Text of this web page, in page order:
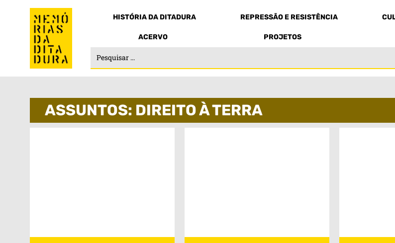
HISTÓRIA DA DITADURA REPRESSÃO E RESISTÊNCIA
ACERVO PROJETOS
ASSUNTOS: DIREITO À TERRA